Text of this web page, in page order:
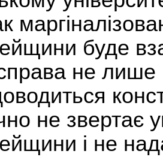
буде
не лише
не звертає
і не